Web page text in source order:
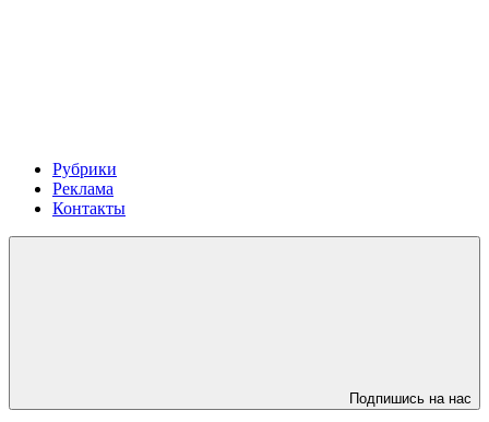
Рубрики
Реклама
Контакты
Подпишись на нас